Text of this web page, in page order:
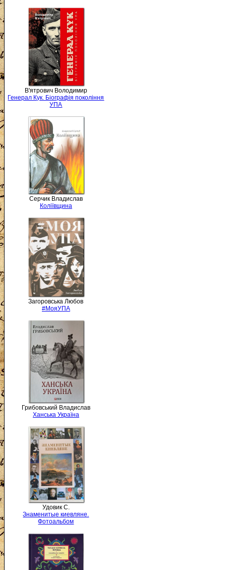
В'ятрович Володимир
Генерал Кук. Біографія покоління
УПА
Серчик Владислав
Коліївщина
Загоровська Любов
#МояУПА
Грибовський Владислав
Ханська Україна
Удовик С.
Знаменитые киевляне.
Фотоальбом